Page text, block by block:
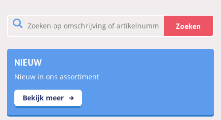
Zoeken
NIEUW
Nieuw in ons assortiment
Bekijk meer